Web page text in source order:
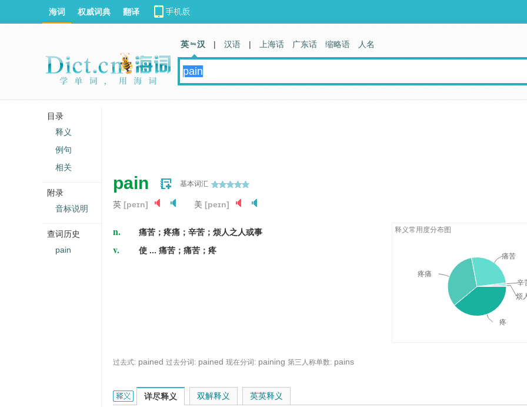
pain 基本词汇
英 [peɪn] 美 [peɪn]
n. 痛苦；疼痛；辛苦；烦人之人或事
v. 使 ... 痛苦；痛苦；疼
释义常用度分布图
疼
疼痛
痛苦
辛
烦
过去式: pained 过去分词: pained 现在分词: paining 第三人称单数: pains
pain的英文翻译是什么意思，词典释义与在线翻译：
详尽释义 双解释义 英英释义
海词 权威词典 翻译
英 汉 | 汉语 | 上海话 广东话 缩略语 人名
目录
释义
例句
相关
附录
音标说明
查词历史
pain